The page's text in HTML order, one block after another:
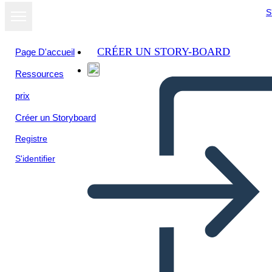
Page D'accueil
Ressources
prix
Créer un Storyboard
Registre
S'identifier
CRÉER UN STORY-BOARD